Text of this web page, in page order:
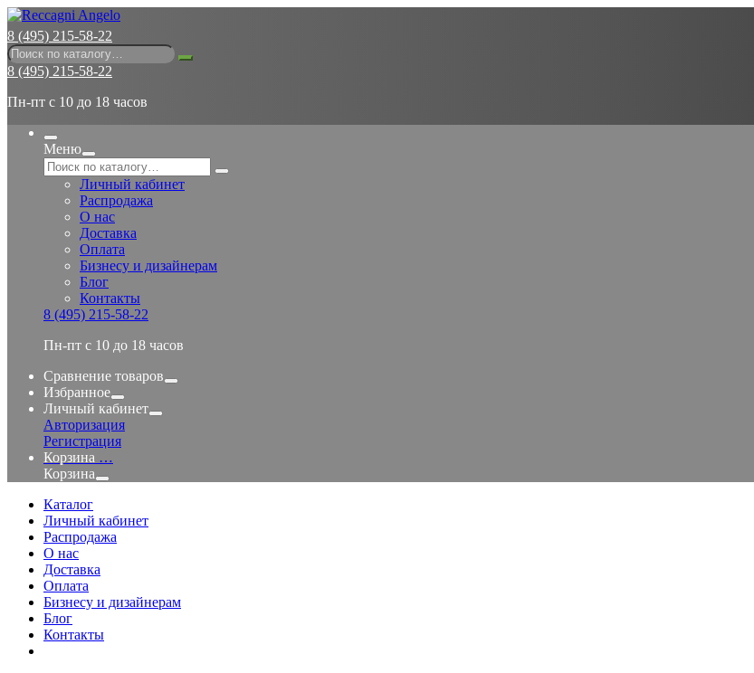
8 (495) 215-58-22
8 (495) 215-58-22
Пн-пт с 10 до 18 часов
Меню
Личный кабинет
Распродажа
О нас
Доставка
Оплата
Бизнесу и дизайнерам
Блог
Контакты
8 (495) 215-58-22
Пн-пт с 10 до 18 часов
Сравнение товаров
Избранное
Личный кабинет
Авторизация
Регистрация
Корзина …
Корзина
Каталог
Личный кабинет
Распродажа
О нас
Доставка
Оплата
Бизнесу и дизайнерам
Блог
Контакты